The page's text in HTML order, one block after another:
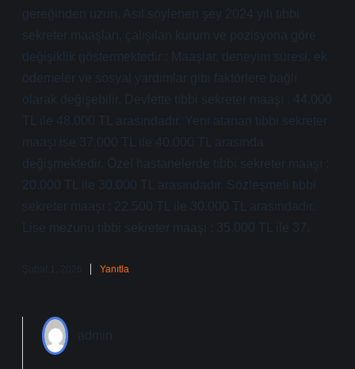
gereğinden uzun. Asıl söylenen şey 2024 yılı tıbbi
sekreter maaşları, çalışılan kurum ve pozisyona göre
değişiklik göstermektedir : Maaşlar, deneyim süresi, ek
ödemeler ve sosyal yardımlar gibi faktörlere bağlı
olarak değişebilir. Devlette tıbbi sekreter maaşı : 44.000
TL ile 48.000 TL arasındadır. Yeni atanan tıbbi sekreter
maaşı ise 37.000 TL ile 40.000 TL arasında
değişmektedir. Özel hastanelerde tıbbi sekreter maaşı :
20.000 TL ile 30.000 TL arasındadır. Sözleşmeli tıbbi
sekreter maaşı : 22.500 TL ile 30.000 TL arasındadır.
Lise mezunu tıbbi sekreter maaşı : 35.000 TL ile 37.
Şubat 1, 2026 Yanıtla